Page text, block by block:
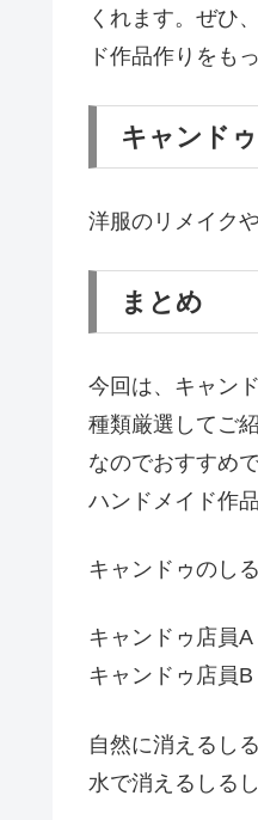
くれます。ぜひ
ド作品作りをも
キャンド
洋服のリメイク
まとめ
今回は、キャン
種類厳選してご
なのでおすすめ
ハンドメイド作
キャンドゥのし
キャンドゥ店員A
キャンドゥ店員B
自然に消えるし
水で消えるしる